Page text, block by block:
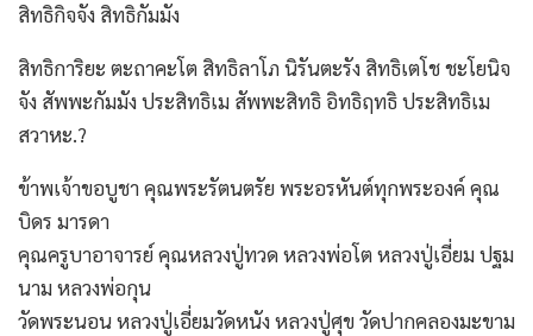
สิทธิกิจจัง สิทธิกัมมัง
สิทธิการิยะ ตะถาคะโต สิทธิลาโภ นิรันตะรัง สิทธิเตโช ชะโยนิจ
จัง สัพพะกัมมัง ประสิทธิเม สัพพะสิทธิ อิทธิฤทธิ ประสิทธิเม
สวาหะ.?
ข้าพเจ้าขอบูชา คุณพระรัตนตรัย พระอรหันต์ทุกพระองค์ คุณ
บิดร มารดา
คุณครูบาอาจารย์ คุณหลวงปู่ทวด หลวงพ่อโต หลวงปู่เอี่ยม ปฐม
นาม หลวงพ่อกุน
วัดพระนอน หลวงปู่เอี่ยมวัดหนัง หลวงปู่ศุข วัดปากคลองมะขาม